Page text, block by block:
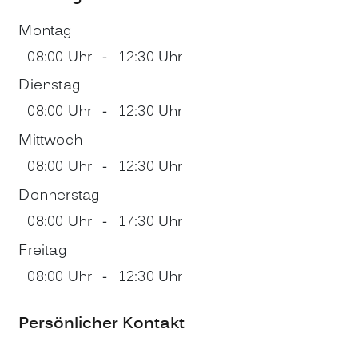
Montag
08:00 Uhr - 12:30 Uhr
Dienstag
08:00 Uhr - 12:30 Uhr
Mittwoch
08:00 Uhr - 12:30 Uhr
Donnerstag
08:00 Uhr - 17:30 Uhr
Freitag
08:00 Uhr - 12:30 Uhr
Persönlicher Kontakt